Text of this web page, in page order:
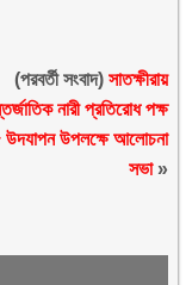
(পরবর্তী সংবাদ) সাতক্ষীরায়
নারী প্রতিরোধ পক্ষ
উপলক্ষে আলোচনা
সভা»